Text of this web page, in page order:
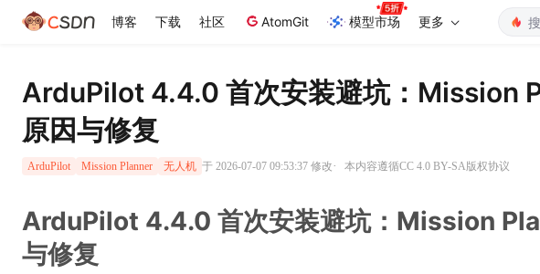
博客 下载 社区 AtomGit 模型市场 更多
ArduPilot 4.4.0 首次安装避坑：Mission
原因与修复
ArduPilot Mission Planner 无人机 于 2026-07-07 09:53:37 修改· 本内容遵循CC 4.0 BY-SA版权协议
ArduPilot 4.4.0 首次安装避坑：Mission
与修复